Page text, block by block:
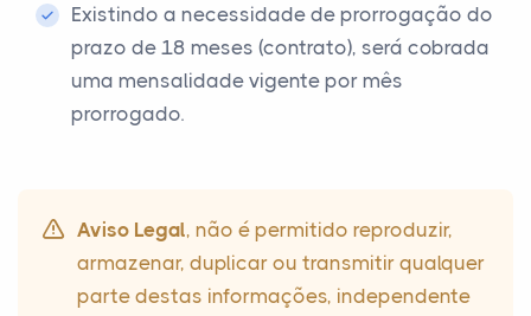
Existindo a necessidade de prorrogação do
prazo de 18 meses (contrato), será cobrada
uma mensalidade vigente por mês
prorrogado.
Aviso Legal, não é permitido reproduzir,
armazenar, duplicar ou transmitir qualquer
parte destas informações, independente